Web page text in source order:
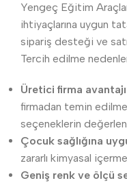
Yengeç Eğitim
ihtiyaçlarına uygun
sipariş desteği ve
Tercih edilme
Üretici firma
firmadan temin
seçeneklerin
Çocuk sağlığına
zararlı kimyasal
Geniş renk ve ölçü